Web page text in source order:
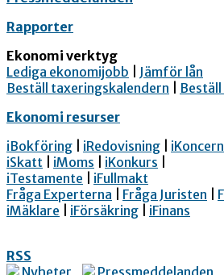
Rapporter
Ekonomi verktyg
Lediga ekonomijobb
Jämför lån
Beställ taxeringskalendern
Ekonomi resurser
iBokföring
iRedovisning
iSkatt
iMoms iKonkurs
iTestamente
iFullmakt
Fråga Experterna
Fråga Juristen
iMäklare
iFörsäkring iFinans
RSS